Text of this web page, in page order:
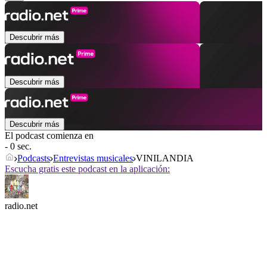
Descubrir más
Descubrir más
Descubrir más
El podcast comienza en
- 0 sec.
Podcasts Entrevistas musicales VINILANDIA
Escucha gratis este podcast en la aplicación:
radio.net